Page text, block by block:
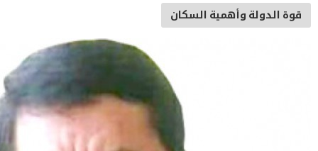
السكان